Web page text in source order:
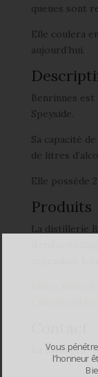
queues sont
Elle coulera
aujourd’hui.
Benrinnes
Speyside.
Sa capacité
de litres
Elle possède
Produits
La distillerie
cependant
James Eadie
Cadenhead
La distillerie
Vous
l’honneur